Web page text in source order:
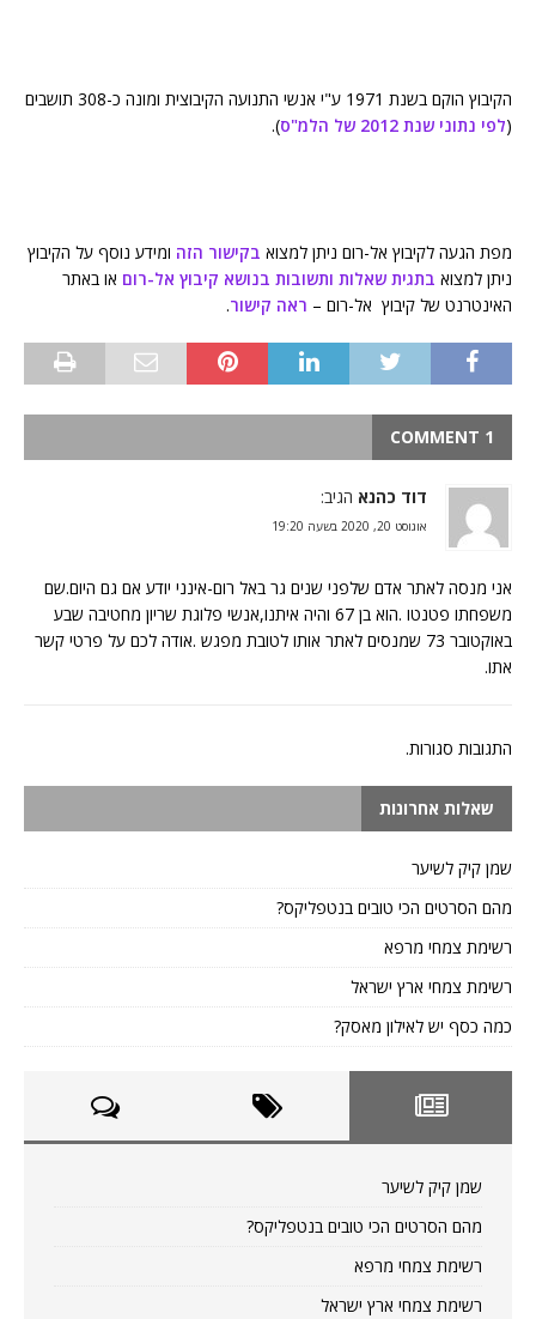
הקיבוץ הוקם בשנת 1971 ע"י אנשי התנועה הקיבוצית ומונה כ-308 תושבים
(לפי נתוני שנת 2012 של הלמ"ס ).
מפת הגעה לקיבוץ אל-רום ניתן למצוא בקישור הזה ומידע נוסף על הקיבוץ
ניתן למצוא בתגית שאלות ותשובות בנושא קיבוץ אל-רום או באתר
האינטרנט של קיבוץ אל-רום – ראה קישור.
1 COMMENT
דוד כהנא הגיב:
אוגוסט 20, 2020 בשעה 19:20
אני מנסה לאתר אדם שלפני שנים גר באל רום-אינני יודע אם גם היום.שם
משפחתו פטנטו .הוא בן 67 והיה איתנו,אנשי פלוגת שריון מחטיבה שבע
באוקטובר 73 שמנסים לאתר אותו לטובת מפגש .אודה לכם על פרטי קשר
אתו.
התגובות סגורות.
שאלות אחרונות
שמן קיק לשיער
מהם הסרטים הכי טובים בנטפליקס?
רשימת צמחי מרפא
רשימת צמחי ארץ ישראל
כמה כסף יש לאילון מאסק?
שמן קיק לשיער
מהם הסרטים הכי טובים בנטפליקס?
רשימת צמחי מרפא
רשימת צמחי ארץ ישראל